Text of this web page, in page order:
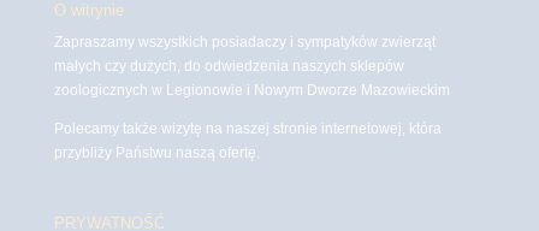
O witrynie
Zapraszamy wszystkich posiadaczy i sympatyków zwierząt
małych czy dużych, do odwiedzenia naszych sklepów
zoologicznych w Legionowie i Nowym Dworze Mazowieckim
Polecamy także wizytę na naszej stronie internetowej, która
przybliży Państwu naszą ofertę.
PRYWATNOŚĆ